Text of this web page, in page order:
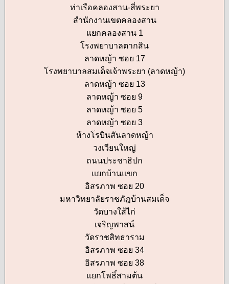
ท่าเรือคลองสาน-สี่พระยา
สำนักงานเขตคลองสาน
แยกคลองสาน 1
โรงพยาบาลตากสิน
ลาดหญ้า ซอย 17
โรงพยาบาลสมเด็จเจ้าพระยา (ลาดหญ้า)
ลาดหญ้า ซอย 13
ลาดหญ้า ซอย 9
ลาดหญ้า ซอย 5
ลาดหญ้า ซอย 3
ห้างโรบินสันลาดหญ้า
วงเวียนใหญ่
ถนนประชาธิปก
แยกบ้านแขก
อิสรภาพ ซอย 20
มหาวิทยาลัยราชภัฎบ้านสมเด็จ
วัดบางใส้ไก่
เจริญพาสน์
วัดราชสิทธาราม
อิสรภาพ ซอย 34
อิสรภาพ ซอย 38
แยกโพธิ์สามต้น